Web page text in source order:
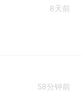
8天前
58分钟前